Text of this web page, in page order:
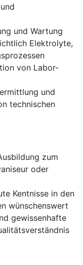
und Wartung
Elektrolyte,
von Labor-
und
technischen
zum
oder
Kentnisse in den
wünschenswert
gewissenhafte